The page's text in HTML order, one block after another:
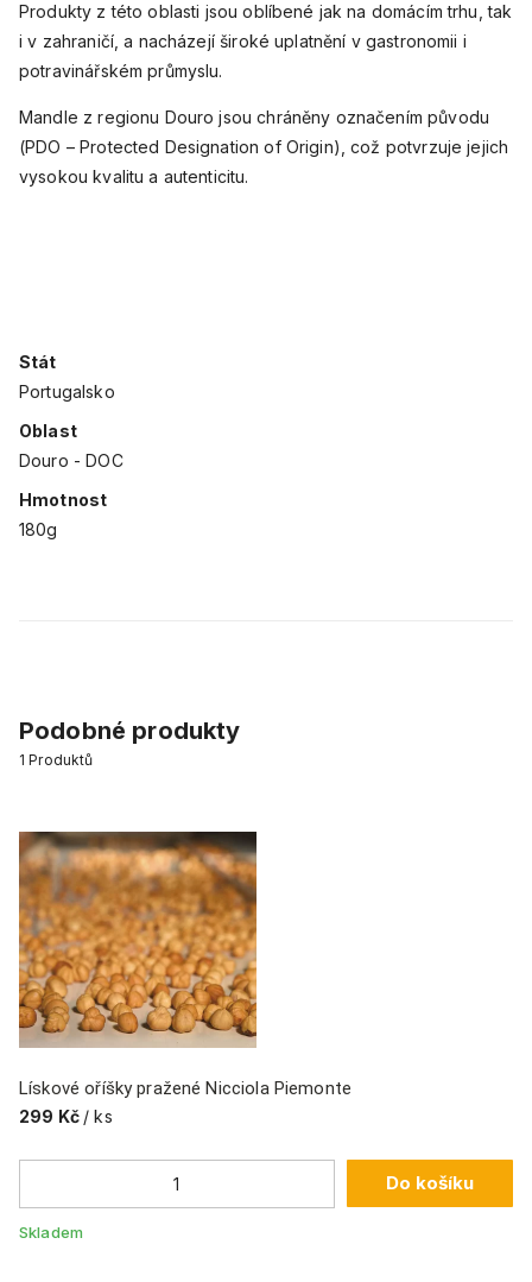
Produkty z této oblasti jsou oblíbené jak na domácím trhu, tak
i v zahraničí, a nacházejí široké uplatnění v gastronomii i
potravinářském průmyslu.
Mandle z regionu Douro jsou chráněny označením původu
(PDO – Protected Designation of Origin), což potvrzuje jejich
vysokou kvalitu a autenticitu.
Stát
Portugalsko
Oblast
Douro - DOC
Hmotnost
180g
Podobné produkty
1 Produktů
Lískové oříšky pražené Nicciola Piemonte
299 Kč / ks
Do košíku
Skladem